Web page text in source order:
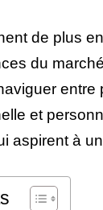
de plus
du
et
aspirent à